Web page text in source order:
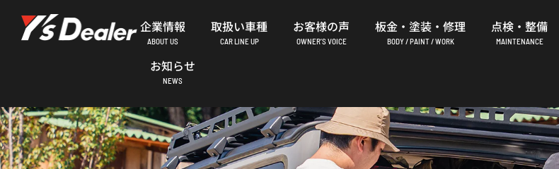
ッ
プ
企業情報
ABOUT US
取扱い車種
CAR LINE UP
お客様の声
OWNER’S VOICE
板金・塗装・修理
BODY / PAINT / WORK
点検・整備
MAINTENANCE
お知らせ
NEWS